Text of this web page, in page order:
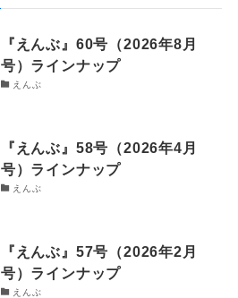
『えんぶ』60号（2026年8月
号）ラインナップ
えんぶ
『えんぶ』58号（2026年4月
号）ラインナップ
えんぶ
『えんぶ』57号（2026年2月
号）ラインナップ
えんぶ